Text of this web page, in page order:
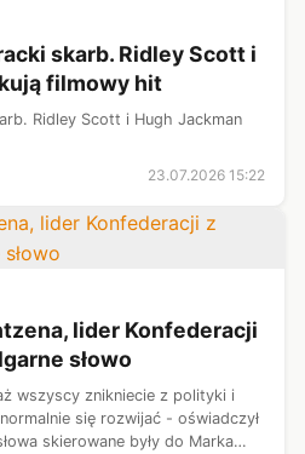
skarb. Ridley Scott i
filmowy hit
Ridley Scott i Hugh Jackman
23.07.2026 15:22
lider Konfederacji
słowo
wszyscy znikniecie z polityki i
się rozwijać - oświadczył
skierowane były do Marka